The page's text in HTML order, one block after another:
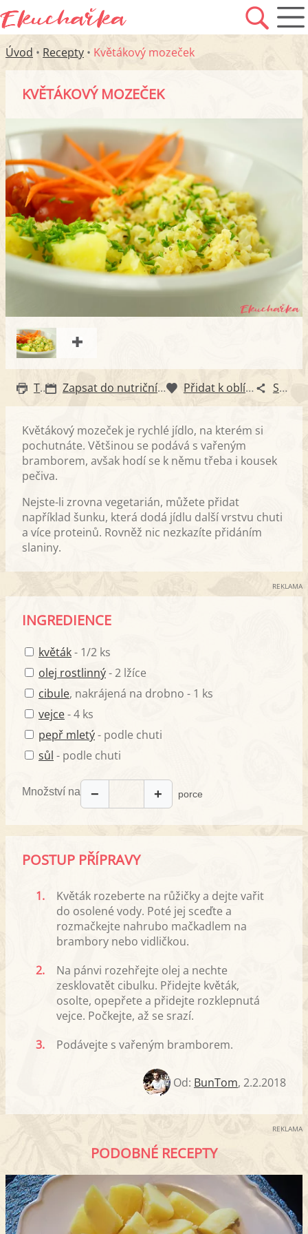
Úvod • Recepty • Květákový mozeček
KVĚTÁKOVÝ MOZEČEK
Tisk Zapsat do nutričního diáře Přidat k oblíbeným Sdílet
Květákový mozeček je rychlé jídlo, na kterém si
pochutnáte. Většinou se podává s vařeným
bramborem, avšak hodí se k němu třeba i kousek
pečiva.
Nejste-li zrovna vegetarián, můžete přidat
například šunku, která dodá jídlu další vrstvu chuti
a více proteinů. Rovněž nic nezkazíte přidáním
slaniny.
REKLAMA
INGREDIENCE
květák- 1/2 ks
olej rostlinný- 2 lžíce
cibule, nakrájená na drobno - 1 ks
vejce- 4 ks
pepř mletý- podle chuti
sůl - podle chuti
Množství na − + porce
POSTUP PŘÍPRAVY
1.
Květák rozeberte na růžičky a dejte vařit
do osolené vody. Poté jej sceďte a
rozmačkejte nahrubo mačkadlem na
brambory nebo vidličkou.
2.
Na pánvi rozehřejte olej a nechte
zesklovatět cibulku. Přidejte květák,
osolte, opepřete a přidejte rozklepnutá
vejce. Počkejte, až se srazí.
3.
Podávejte s vařeným bramborem.
Od: BunTom, 2.2.2018
REKLAMA
PODOBNÉ RECEPTY